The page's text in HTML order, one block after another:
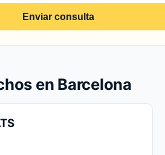
Enviar consulta
en Barcelona